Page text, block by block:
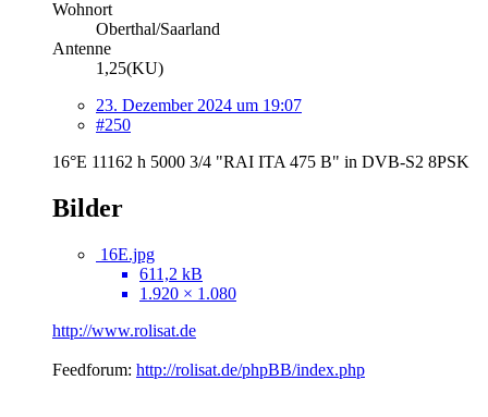
Wohnort
Oberthal/Saarland
Antenne
1,25(KU)
23. Dezember 2024 um 19:07
#250
16°E 11162 h 5000 3/4 "RAI ITA 475 B" in DVB-S2 8PSK
Bilder
16E.jpg
611,2 kB
1.920 × 1.080
http://www.rolisat.de
Feedforum: http://rolisat.de/phpBB/index.php